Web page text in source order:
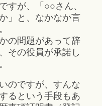
すが、「○○さん、
」と、なかなか言
の問題があって辞
その役員が承諾し
のですが、すんな
るという手段もあ